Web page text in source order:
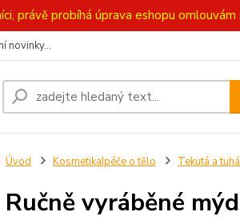
právě probíhá úprava eshopu
novinky...
Úvod Kosmetika|péče o tělo Tekutá a
Ručně vyráběné